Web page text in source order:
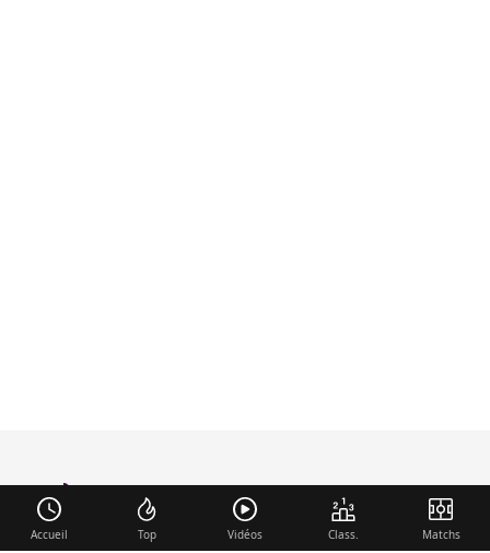
foot-anglais.com
Accueil Top Vidéos Class. Matchs